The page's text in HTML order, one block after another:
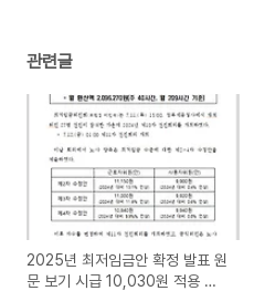
관련글
2025년 최저임금안 확정 발표 원
문 보기 시급 10,030원 적용 대